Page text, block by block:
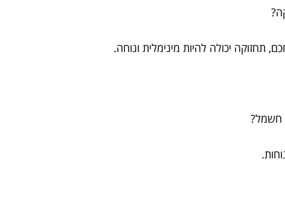
תחזוקה יכולה להיות מינימלית ונוחה.
חשמל?